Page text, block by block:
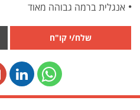
אנגלית ברמה גבוהה מאוד
שלח/י קו"ח